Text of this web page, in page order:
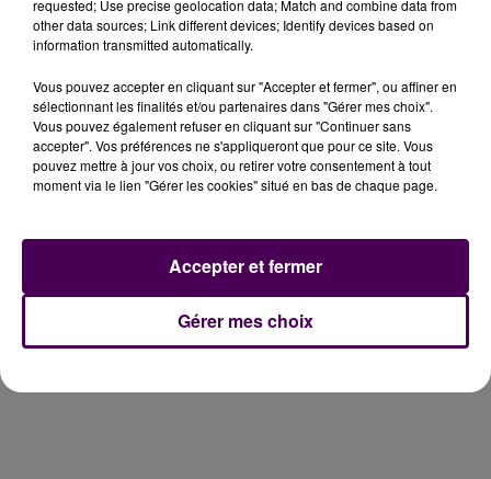
Pour consulter la carte de vigilance éditée par Météo
... A LIRE AUSSI :
Maritime#AlerteMeteo
https://t.co/zMU1iAznbl
— Sweet FM (@SweetFmRadio)June 25, 2025
requested; Use precise geolocation data; Match and combine data from
other data sources; Link different devices; Identify devices based on
information transmitted automatically.
Vous pouvez accepter en cliquant sur "Accepter et fermer", ou affiner en
sélectionnant les finalités et/ou partenaires dans "Gérer mes choix".
Vous pouvez également refuser en cliquant sur "Continuer sans
accepter". Vos préférences ne s'appliqueront que pour ce site. Vous
pouvez mettre à jour vos choix, ou retirer votre consentement à tout
moment via le lien "Gérer les cookies" situé en bas de chaque page.
Gérer mes choix
Accepter et fermer